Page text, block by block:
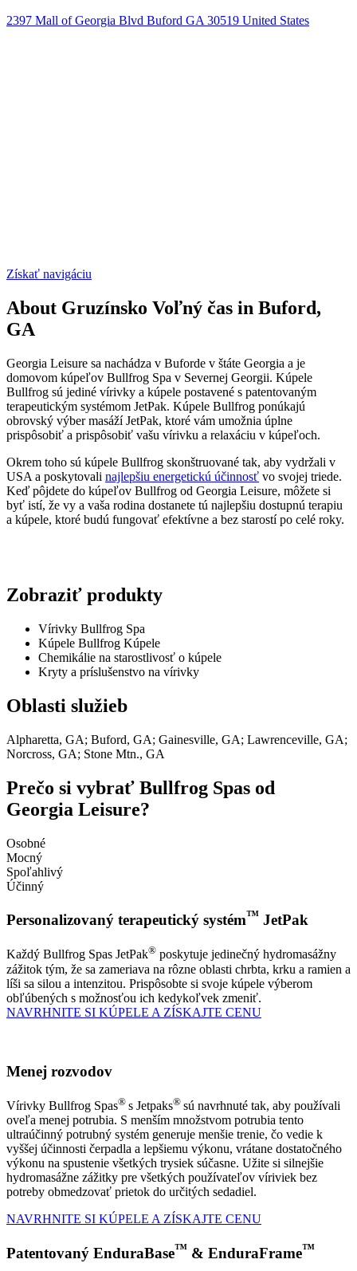
2397 Mall of Georgia Blvd Buford GA 30519 United States
Získať navigáciu
About Gruzínsko Voľný čas in Buford,
GA
Georgia Leisure sa nachádza v Buforde v štáte Georgia a je
domovom kúpeľov Bullfrog Spa v Severnej Georgii. Kúpele
Bullfrog sú jediné vírivky a kúpele postavené s patentovaným
terapeutickým systémom JetPak. Kúpele Bullfrog ponúkajú
obrovský výber masáží JetPak, ktoré vám umožnia úplne
prispôsobiť a prispôsobiť vašu vírivku a relaxáciu v kúpeľoch.
Okrem toho sú kúpele Bullfrog skonštruované tak, aby vydržali v
USA a poskytovali najlepšiu energetickú účinnosť vo svojej triede.
Keď pôjdete do kúpeľov Bullfrog od Georgia Leisure, môžete si
byť istí, že vy a vaša rodina dostanete tú najlepšiu dostupnú terapiu
a kúpele, ktoré budú fungovať efektívne a bez starostí po celé roky.
Zobraziť produkty
Vírivky Bullfrog Spa
Kúpele Bullfrog Kúpele
Chemikálie na starostlivosť o kúpele
Kryty a príslušenstvo na vírivky
Oblasti služieb
Alpharetta, GA; Buford, GA; Gainesville, GA; Lawrenceville, GA;
Norcross, GA; Stone Mtn., GA
Prečo si vybrať Bullfrog Spas od
Georgia Leisure?
Osobné
Mocný
Spoľahlivý
Účinný
Personalizovaný terapeutický systém™ JetPak
Každý Bullfrog Spas JetPak® poskytuje jedinečný hydromasážny
zážitok tým, že sa zameriava na rôzne oblasti chrbta, krku a ramien a
líši sa silou a intenzitou. Prispôsobte si svoje kúpele výberom
obľúbených s možnosťou ich kedykoľvek zmeniť.
NAVRHNITE SI KÚPELE A ZÍSKAJTE CENU
Menej rozvodov
Vírivky Bullfrog Spas® s Jetpaks® sú navrhnuté tak, aby používali
oveľa menej potrubia. S menším množstvom potrubia tento
ultraúčinný potrubný systém generuje menšie trenie, čo vedie k
vyššej účinnosti čerpadla a lepšiemu výkonu, vrátane dostatočného
výkonu na spustenie všetkých trysiek súčasne. Užite si silnejšie
hydromasážne zážitky pre všetkých používateľov víriviek bez
potreby obmedzovať prietok do určitých sedadiel.
NAVRHNITE SI KÚPELE A ZÍSKAJTE CENU
Patentovaný EnduraBase™ & EnduraFrame™